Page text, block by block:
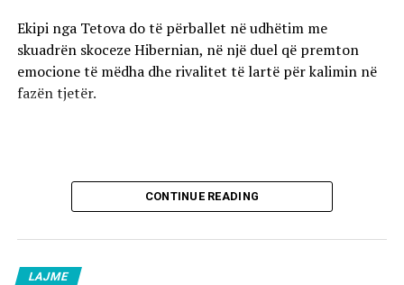
Ekipi nga Tetova do të përballet në udhëtim me
skuadrën skoceze Hibernian, në një duel që premton
emocione të mëdha dhe rivalitet të lartë për kalimin në
fazën tjetër.
CONTINUE READING
LAJME